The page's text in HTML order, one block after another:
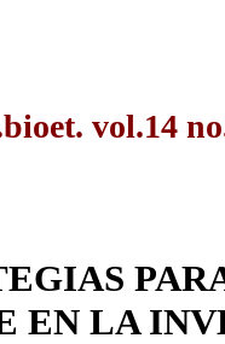
vol.14
EN LA